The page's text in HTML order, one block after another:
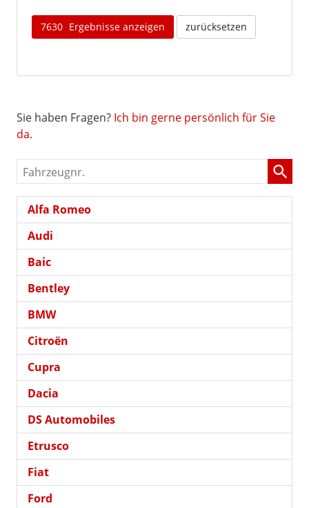
7630 Ergebnisse anzeigen zurücksetzen
Sie haben Fragen? Ich bin gerne persönlich für Sie
da.
Fahrzeugnr.
Alfa Romeo
Audi
Baic
Bentley
BMW
Citroën
Cupra
Dacia
DS Automobiles
Etrusco
Fiat
Ford